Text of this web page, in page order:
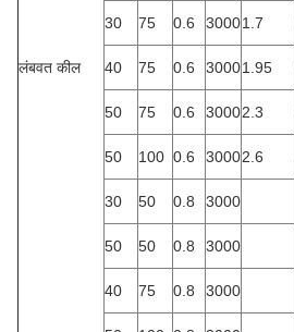
लंबवत कील
30
75 0.6 30001.7
40
75 0.6 30001.95
50
75 0.6 30002.3
50
100 0.6 30002.6
30
50 0.8 3000
50
50 0.8 3000
40
75 0.8 3000